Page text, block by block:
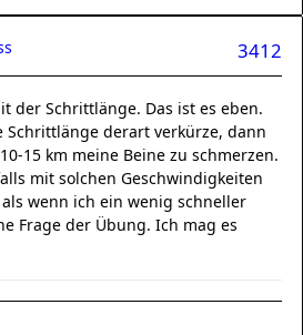
3412
der Schrittlänge. Das ist es eben.
Schrittlänge derart verkürze, dann
15 km meine Beine zu schmerzen.
mit solchen Geschwindigkeiten
wenn ich ein wenig schneller
Frage der Übung. Ich mag es